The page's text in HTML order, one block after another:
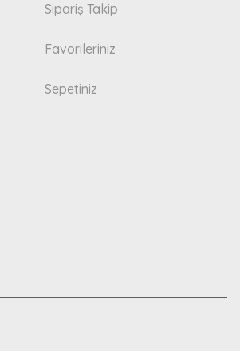
Sipariş Takip
Favorileriniz
Sepetiniz